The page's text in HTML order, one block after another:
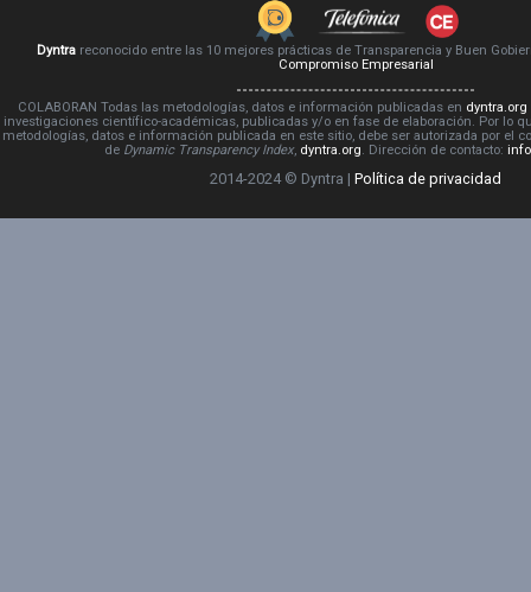
Dyntrareconocido entre las 10 mejores prácticas de Transparencia y Buen
Compromiso Empresarial
COLABORAN Todas las metodologías, datos e información publicadas en dyntra.org
investigaciones científico-académicas, publicadas y/o en fase de elaboración. Por lo
metodologías, datos e información publicada en este sitio, debe ser autorizada por el
de Dynamic Transparency Index, dyntra.org. Dirección de contacto:
2014-2024 © Dyntra | Política de privacidad